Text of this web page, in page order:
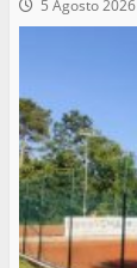
5 Agosto 2026